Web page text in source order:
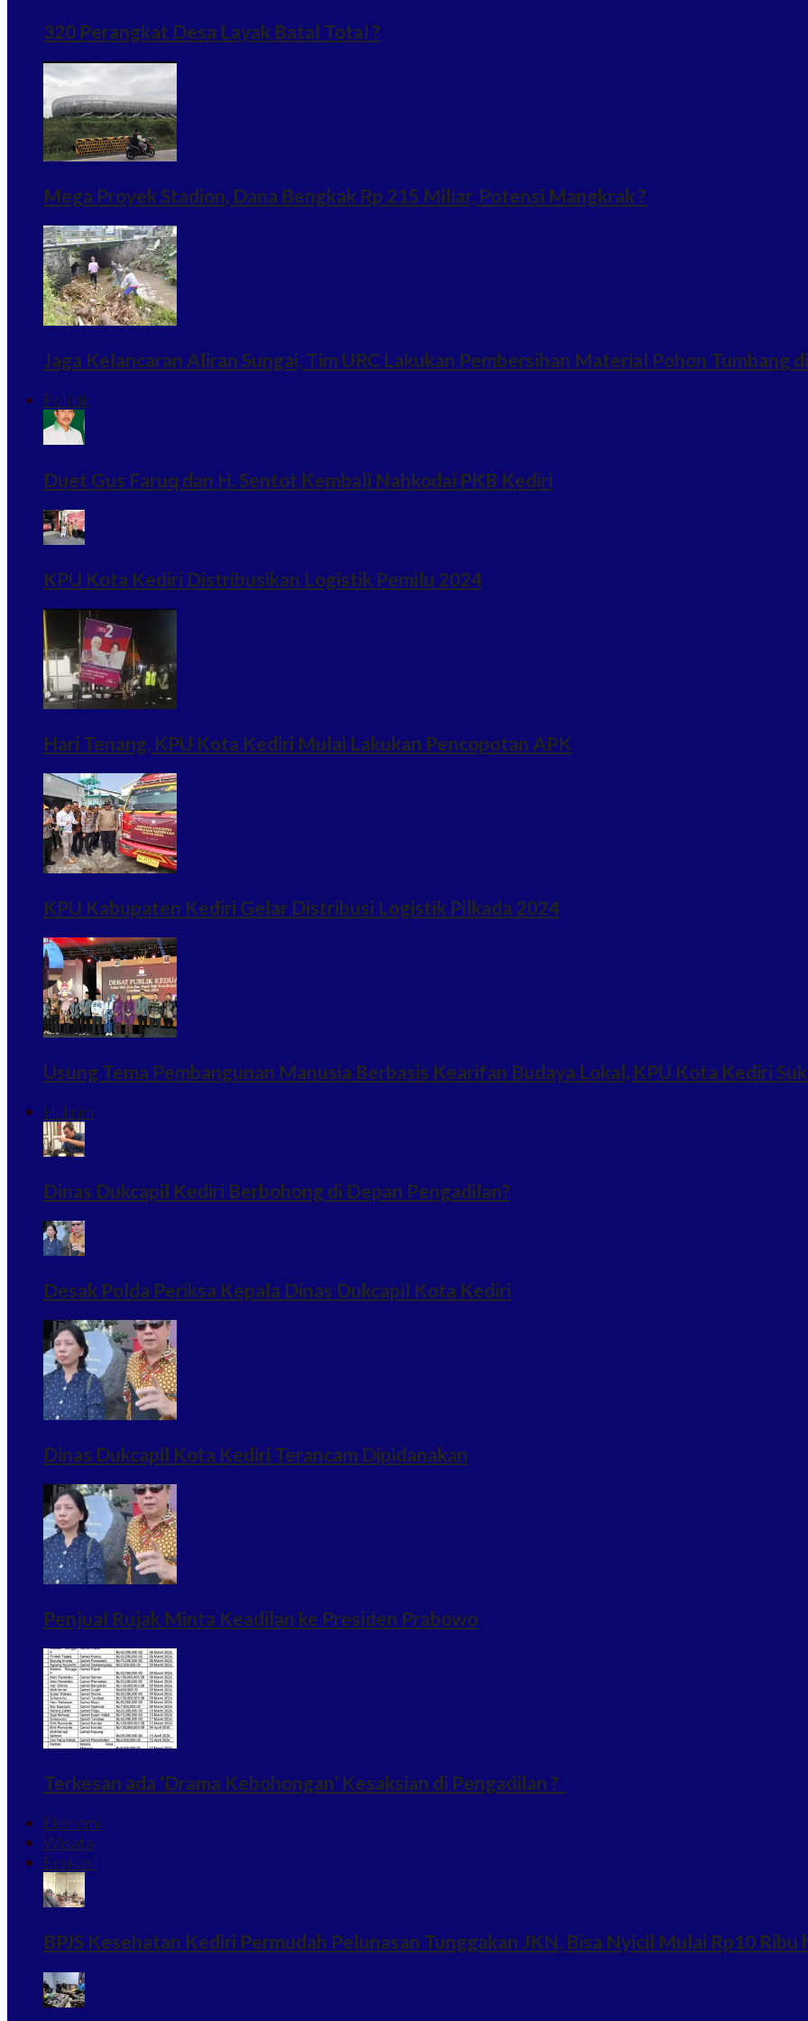
320 Perangkat Desa Layak Batal Total ?
Mega Proyek Stadion, Dana Bengkak Rp 215 Miliar, Potensi Mangkrak ?
Jaga Kelancaran Aliran Sungai, Tim URC Lakukan Pembersihan Material Pohon Tumbang
Politik
Duet Gus Faruq dan H. Sentot Kembali Nahkodai PKB Kediri
KPU Kota Kediri Distribusikan Logistik Pemilu 2024
Hari Tenang, KPU Kota Kediri Mulai Lakukan Pencopotan APK
KPU Kabupaten Kediri Gelar Distribusi Logistik Pilkada 2024
Usung Tema Pembangunan Manusia Berbasis Kearifan Budaya Lokal, KPU Kota Kediri
Hukrim
Dinas Dukcapil Kediri Berbohong di Depan Pengadilan?
Desak Polda Periksa Kepala Dinas Dukcapil Kota Kediri
Dinas Dukcapil Kota Kediri Terancam Dipidanakan
Penjual Rujak Minta Keadilan ke Presiden Prabowo
Terkesan ada ‘Drama Kebohongan’ Kesaksian di Pengadilan ?
Ekonomi
Wisata
Edukasi
BPJS Kesehatan Kediri Permudah Pelunasan Tunggakan JKN, Bisa Nyicil Mulai Rp10